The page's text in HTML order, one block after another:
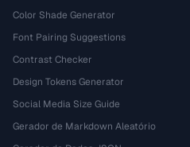
Color Shade Generator
Font Pairing Suggestions
Contrast Checker
Design Tokens Generator
Social Media Size Guide
Gerador de Markdown Aleatório